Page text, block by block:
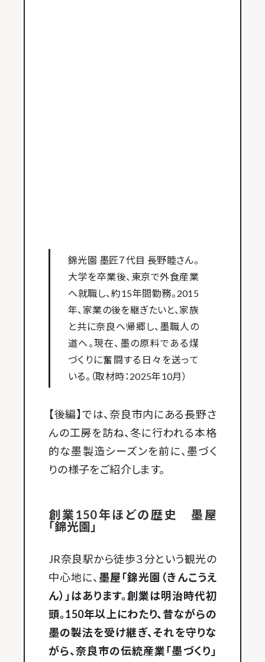
錦光園 墨匠７代目 長野睦さん。
大学を卒業後、東京で外食産業
へ就職し、約15年間勤務。2015
年、家業の後を継ぎたいと、家族
と共に奈良へ帰郷し、墨職人の
道へ。現在、墨の原料である煤
づくりに奮闘する日々を送って
いる。（取材時：2025年10月）
【後編】では、奈良市内にある長野さ
んの工房を訪ね、冬に行われる本格
的な墨製造シーズンを前に、墨づく
りの様子をご紹介します。
創業150年ほどの歴史 墨屋
「錦光園」
JR奈良駅から徒歩３分という観光の
中心地に、 墨屋「錦光園（きんこうえ
ん）」はあります。創業は明治時代初
頭。150年以上にわたり、昔ながらの
墨の製法を受け継ぎ、それを守りな
がら、奈良市の伝統産業「墨づくり」